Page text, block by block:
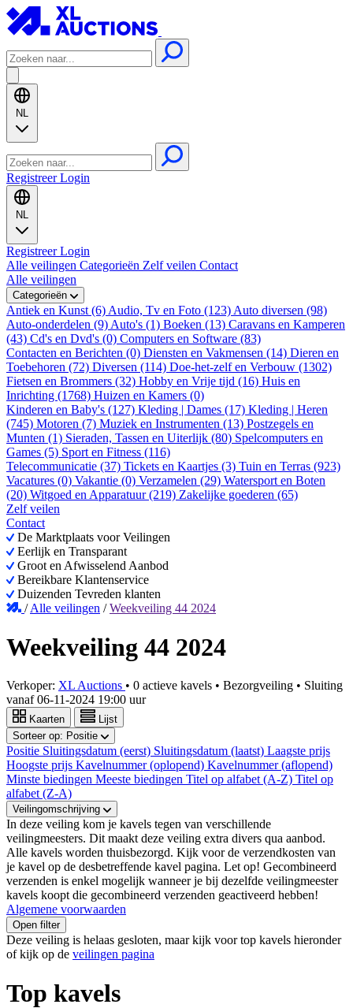
NL
RegistreerLogin
NL
RegistreerLogin
Alle veilingen Categorieën Zelf veilen Contact
Alle veilingen
Categorieën
Antiek en Kunst (6) Audio, Tv en Foto (123) Auto diversen (98)
Auto-onderdelen (9) Auto's (1) Boeken (13) Caravans en Kamperen
(43) Cd's en Dvd's (0) Computers en Software (83)
Contacten en Berichten (0) Diensten en Vakmensen (14) Dieren en
Toebehoren (72) Diversen (114) Doe-het-zelf en Verbouw (1302)
Fietsen en Brommers (32) Hobby en Vrije tijd (16) Huis en
Inrichting (1768) Huizen en Kamers (0)
Kinderen en Baby's (127) Kleding | Dames (17) Kleding | Heren
(745) Motoren (7) Muziek en Instrumenten (13) Postzegels en
Munten (1) Sieraden, Tassen en Uiterlijk (80) Spelcomputers en
Games (5) Sport en Fitness (116)
Telecommunicatie (37) Tickets en Kaartjes (3) Tuin en Terras (923)
Vacatures (0) Vakantie (0) Verzamelen (29) Watersport en Boten
(20) Witgoed en Apparatuur (219) Zakelijke goederen (65)
Zelf veilen
Contact
De Marktplaats voor Veilingen
Eerlijk en Transparant
Groot en Afwisselend Aanbod
Bereikbare Klantenservice
Duizenden Tevreden klanten
/Alle veilingen /Weekveiling 44 2024
Weekveiling 44 2024
Verkoper: XL Auctions • 0 actieve kavels • Bezorgveiling • Sluiting
vanaf06-11-2024 19:00 uur
Kaarten
Lijst
Sorteer op: Positie
Positie Sluitingsdatum (eerst) Sluitingsdatum (laatst) Laagste prijs
Hoogste prijs Kavelnummer (oplopend) Kavelnummer (aflopend)
Minste biedingen Meeste biedingen Titel op alfabet (A-Z) Titel op
alfabet (Z-A)
Veilingomschrijving
In deze veiling kom je kavels tegen van verschillende
veilingmeesters. Dit maakt deze veiling extra divers qua aanbod.
Alle kavels worden thuisbezorgd. Kijk voor de verzendkosten van
je kavel op de desbetreffende kavel pagina. Let op! Gecombineerd
verzenden is enkel mogelijk wanneer je bij dezelfde veilingmeester
kavels koopt die gecombineerd verzenden geactiveerd hebben!
Algemene voorwaarden
Open filter
Deze veiling is helaas gesloten, maar kijk voor top kavels hieronder
of kijk op de veilingen pagina
Top kavels